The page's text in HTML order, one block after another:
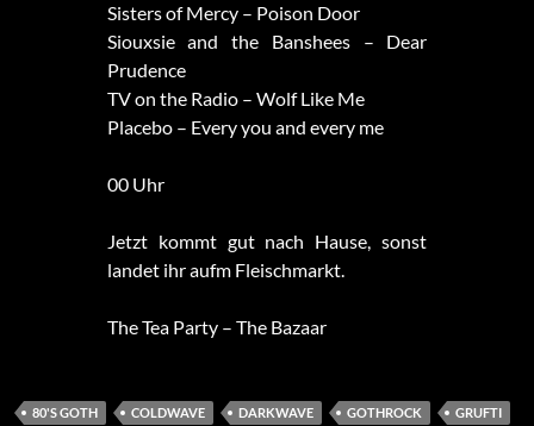
Sisters of Mercy – Poison Door
Siouxsie and the Banshees – Dear
Prudence
TV on the Radio – Wolf Like Me
Placebo – Every you and every me
00 Uhr
Jetzt kommt gut nach Hause, sonst
landet ihr aufm Fleischmarkt.
The Tea Party – The Bazaar
80'S GOTH COLDWAVE DARKWAVE GOTHROCK
GRUFTI